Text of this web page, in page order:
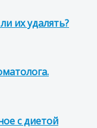
их удалять?
с диетой